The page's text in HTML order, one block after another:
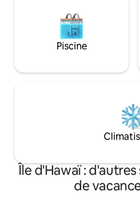
Piscine
Île d'Hawaï :
de